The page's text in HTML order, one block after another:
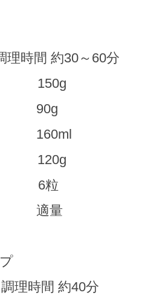
理時間 約30～60分
150g
90g
120g
） 6粒
適量
理時間 約40分